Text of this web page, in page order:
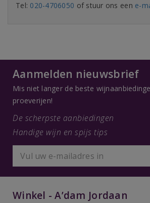
Tel: 020-4706050 of stuur ons een e-
Aanmelden nieuwsbrief
Mis niet langer de beste
proeverijen!
De scherpste aanbiedingen
Handige wijn en spijs tips
Winkel - A’dam Jordaan